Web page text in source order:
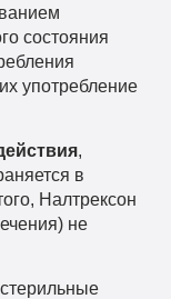
состояния
употребление
,
в
Налтрексон
не